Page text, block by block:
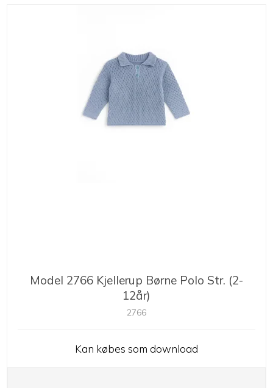
Model 2766 Kjellerup Børne Polo Str. (2-
12år)
2766
Kan købes som download